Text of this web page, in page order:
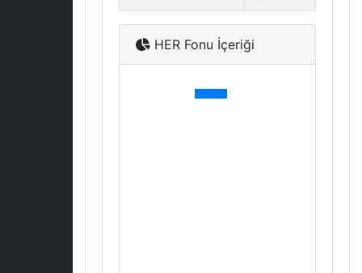
HER Fonu İçeriği